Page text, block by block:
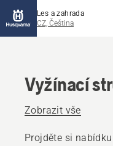
Les a zahrada
CZ, Čeština
Vyžínací
Zobrazit vše
Projděte si